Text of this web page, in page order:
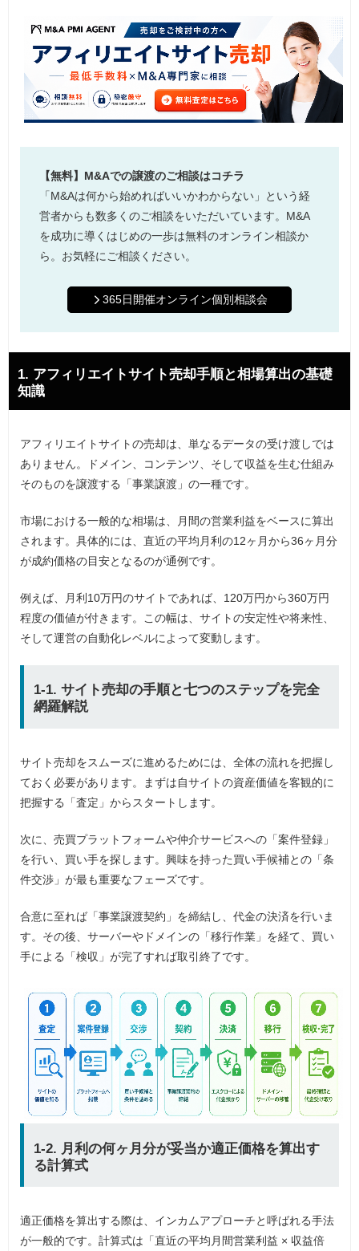
【無料】M&Aでの譲渡のご相談はコチラ
「M&Aは何から始めればいいかわからない」という経
営者からも数多くのご相談をいただいています。M&A
を成功に導くはじめの一歩は無料のオンライン相談か
ら。お気軽にご相談ください。
365日開催オンライン個別相談会
1. アフィリエイトサイト売却手順と相場算出の基礎
知識
アフィリエイトサイトの売却は、単なるデータの受け渡しでは
ありません。ドメイン、コンテンツ、そして収益を生む仕組み
そのものを譲渡する「事業譲渡」の一種です。
市場における一般的な相場は、月間の営業利益をベースに算出
されます。具体的には、直近の平均月利の12ヶ月から36ヶ月分
が成約価格の目安となるのが通例です。
例えば、月利10万円のサイトであれば、120万円から360万円
程度の価値が付きます。この幅は、サイトの安定性や将来性、
そして運営の自動化レベルによって変動します。
1-1. サイト売却の手順と七つのステップを完全
網羅解説
サイト売却をスムーズに進めるためには、全体の流れを把握し
ておく必要があります。まずは自サイトの資産価値を客観的に
把握する「査定」からスタートします。
次に、売買プラットフォームや仲介サービスへの「案件登録」
を行い、買い手を探します。興味を持った買い手候補との「条
件交渉」が最も重要なフェーズです。
合意に至れば「事業譲渡契約」を締結し、代金の決済を行いま
す。その後、サーバーやドメインの「移行作業」を経て、買い
手による「検収」が完了すれば取引終了です。
1-2. 月利の何ヶ月分が妥当か適正価格を算出す
る計算式
適正価格を算出する際は、インカムアプローチと呼ばれる手法
が一般的です。計算式は「直近の平均月間営業利益 × 収益倍